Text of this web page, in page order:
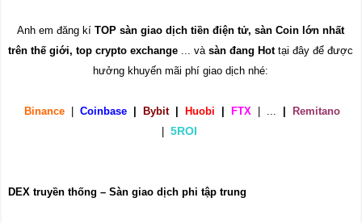
Anh em đăng kíTOP sàn giao dịch tiền điện tử, sàn Coin lớn nhất
trên thế giới, top crypto exchange ... vàsàn đang Hottại đây để được
hưởng khuyến mãi phí giao dịch nhé:
Binance |Coinbase Bybit| Huobi FTX ...
Remitano
5ROI
DEX truyền thống – Sàn giao dịch phi tập trung